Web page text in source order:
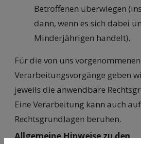
Betroffenen überwiegen
dann, wenn es sich dabei
Minderjährigen handelt).
Für die von uns vorgenommenen
Verarbeitungsvorgänge geben
jeweils die anwendbare
Eine Verarbeitung kann auch
Rechtsgrundlagen beruhen.
Allgemeine Hinweise zu den